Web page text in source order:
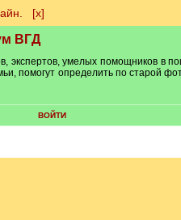
[х]
ВГД
умелых помощников в
помогут определить по старой
ВОЙТИ